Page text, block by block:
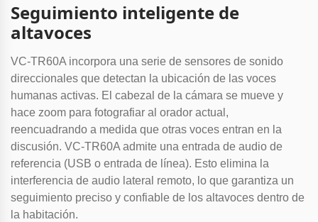
Seguimiento inteligente de
altavoces
VC-TR60A incorpora una serie de sensores de sonido
direccionales que detectan la ubicación de las voces
humanas activas. El cabezal de la cámara se mueve y
hace zoom para fotografiar al orador actual,
reencuadrando a medida que otras voces entran en la
discusión. VC-TR60A admite una entrada de audio de
referencia (USB o entrada de línea). Esto elimina la
interferencia de audio lateral remoto, lo que garantiza un
seguimiento preciso y confiable de los altavoces dentro de
la habitación.